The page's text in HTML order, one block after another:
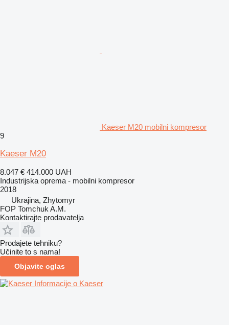
Kaeser M20 mobilni kompresor
9
Kaeser M20
8.047 € 414.000 UAH
Industrijska oprema - mobilni kompresor
2018
Ukrajina, Zhytomyr
FOP Tomchuk A.M.
Kontaktirajte prodavatelja
Prodajete tehniku?
Učinite to s nama!
Objavite oglas
Informacije o Kaeser